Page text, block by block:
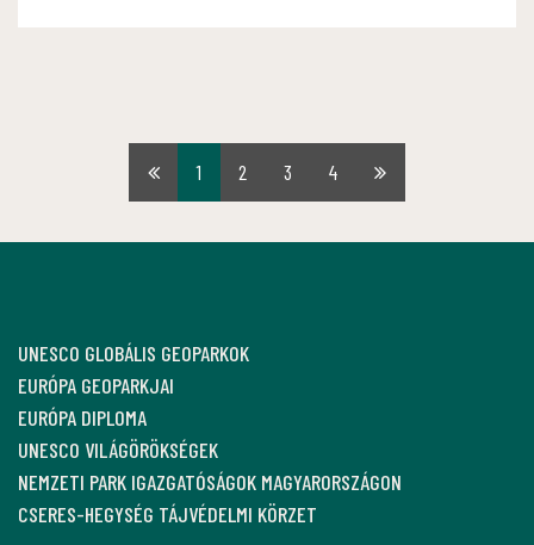
Első1 2 3 4
Utolsó
UNESCO GLOBÁLIS GEOPARKOK
EURÓPA GEOPARKJAI
EURÓPA DIPLOMA
UNESCO VILÁGÖRÖKSÉGEK
NEMZETI PARK IGAZGATÓSÁGOK MAGYARORSZÁGON
CSERES-HEGYSÉG TÁJVÉDELMI KÖRZET